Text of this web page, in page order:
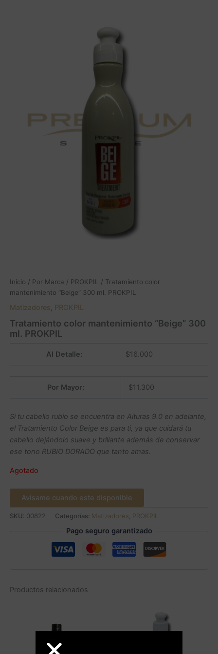
Inicio / Por Marca / PROKPIL
/ Tratamiento color
mantenimiento “Beige” 300 ml. PROKPIL
Matizadores, PROKPIL
Tratamiento color mantenimiento “Beige” 300
ml. PROKPIL
Al Detalle: $16.000
Por Mayor: $11.300
Si tu cabello rubio se encuentra en Alturas 9.0 en adelante,
el Tratamiento Color Beige es para ti, ya que cuidará tu
cabello dejándolo suave y brillante además de conservar
ese tono RUBIO DORADO que tanto amas.
Agotado
Avísame cuando este disponible
SKU: 00822 Categorías: Matizadores PROKPIL
Pago seguro garantizado
Productos relacionados